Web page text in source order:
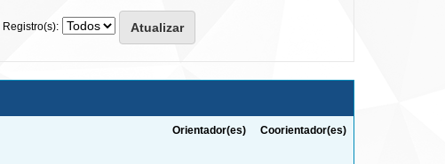
Registro(s):
Orientador(es) Coorientador(es)